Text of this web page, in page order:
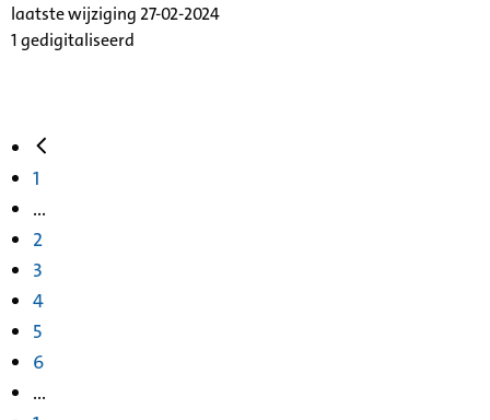
laatste wijziging 27-02-2024
1 gedigitaliseerd
1
...
2
3
4
5
6
...